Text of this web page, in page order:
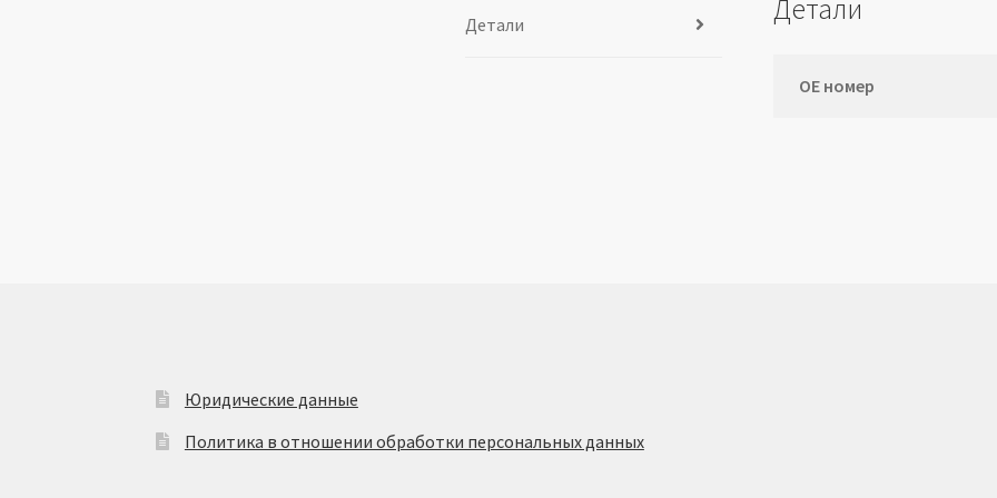
Детали Детали
ОЕ номер
Юридические данные
Политика в отношении обработки персональных данных